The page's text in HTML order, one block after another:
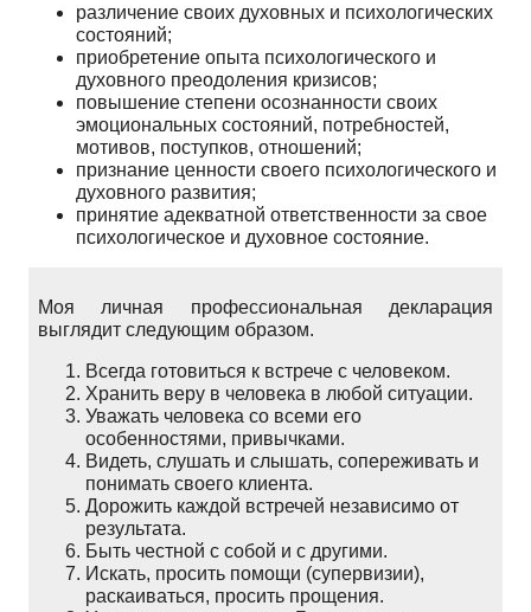
различение своих духовных и психологических
состояний;
приобретение опыта психологического и
духовного преодоления кризисов;
повышение степени осознанности своих
эмоциональных состояний, потребностей,
мотивов, поступков, отношений;
признание ценности своего психологического и
духовного развития;
принятие адекватной ответственности за свое
психологическое и духовное состояние.
Моя личная профессиональная декларация
выглядит следующим образом.
Всегда готовиться к встрече с человеком.
Хранить веру в человека в любой ситуации.
Уважать человека со всеми его
особенностями, привычками.
Видеть, слушать и слышать, сопереживать и
понимать своего клиента.
Дорожить каждой встречей независимо от
результата.
Быть честной с собой и с другими.
Искать, просить помощи (супервизии),
раскаиваться, просить прощения.